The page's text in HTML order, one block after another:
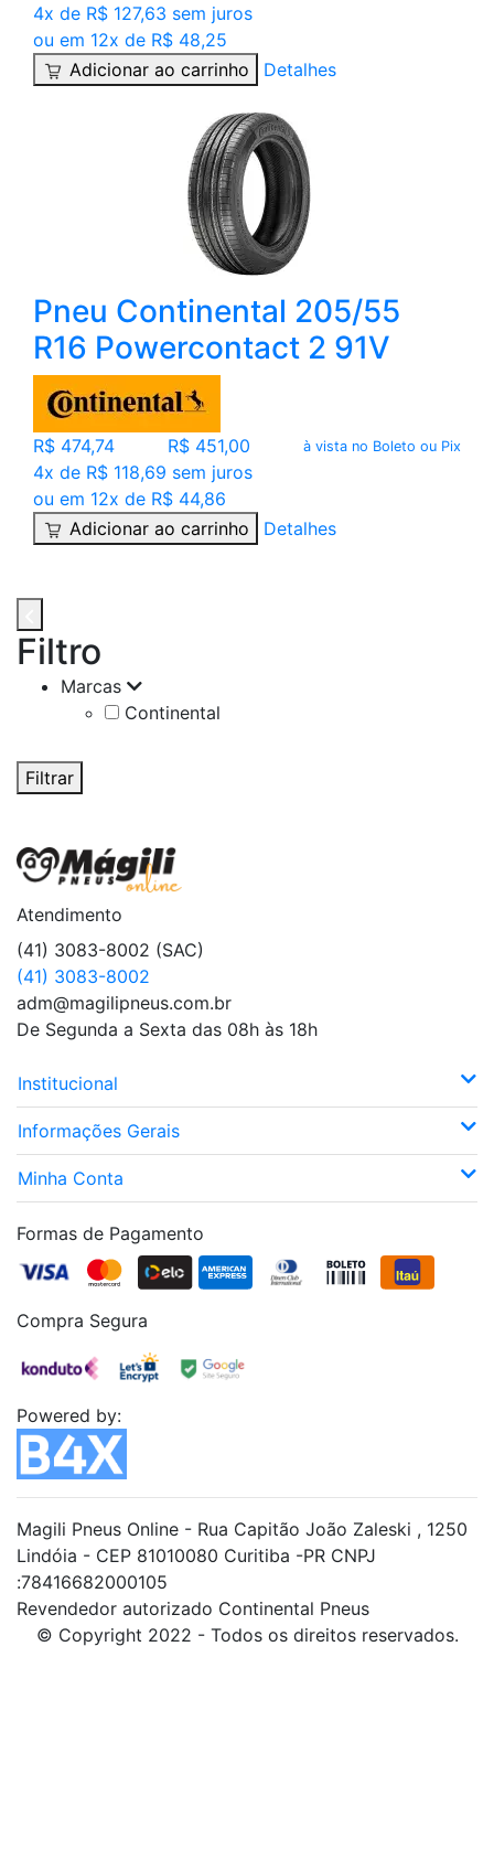
4x de R$ 127,63 sem juros
ou em 12x de R$ 48,25
Adicionar ao carrinho
Detalhes
Pneu Continental 205/55
R16 Powercontact 2 91V
R$ 474,74 R$ 451,00 à vista no Boleto ou Pix
4x de R$ 118,69 sem juros
ou em 12x de R$ 44,86
Adicionar ao carrinho
Detalhes
Filtro
Marcas
Continental
Filtrar
Atendimento
(41) 3083-8002 (SAC)
(41) 3083-8002
adm@magilipneus.com.br
De Segunda a Sexta das 08h às 18h
Institucional
Informações Gerais
Minha Conta
Formas de Pagamento
Compra Segura
Powered by:
Magili Pneus Online - Rua Capitão João Zaleski , 1250
Lindóia - CEP 81010080 Curitiba -PR CNPJ
:78416682000105
Revendedor autorizado Continental Pneus
© Copyright 2022 - Todos os direitos reservados.